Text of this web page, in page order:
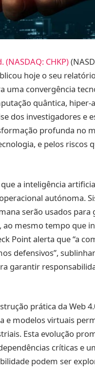
CHKP)
hoje o seu
uma convergência
quântica, hiper-
dos investigadores e
profunda no
e pelos riscos
a inteligência
autónoma.
serão usados para
mesmo tempo que
Point alerta que “a
defensivos”,
garantir
prática da Web
e modelos virtuais
Esta evolução
críticas e
podem ser